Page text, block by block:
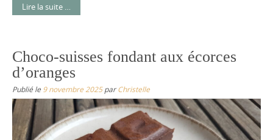
Lire la suite …
Choco-suisses fondant aux écorces
d’oranges
Publié le 9 novembre 2025parChristelle